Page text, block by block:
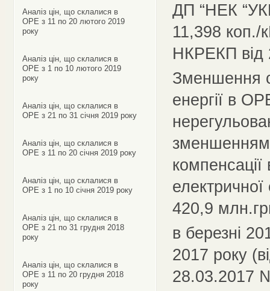
Аналіз цін, що склалися в
ОРЕ з 11 по 20 лютого 2019
року
Аналіз цін, що склалися в
ОРЕ з 1 по 10 лютого 2019
року
Аналіз цін, що склалися в
ОРЕ з 21 по 31 січня 2019 року
Аналіз цін, що склалися в
ОРЕ з 11 по 20 січня 2019 року
Аналіз цін, що склалися в
ОРЕ з 1 по 10 січня 2019 року
Аналіз цін, що склалися в
ОРЕ з 21 по 31 грудня 2018
року
Аналіз цін, що склалися в
ОРЕ з 11 по 20 грудня 2018
року
ДП “НЕК
11,398 коп./
НКРЕКП
Зменшення
енергії в
зменшенням
компенсації
420,9
в березні
2017 року
28.03.2017